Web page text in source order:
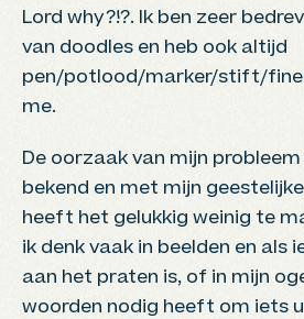
Lord why?!?. Ik ben zeer
van doodles en heb ook altijd
pen/potlood/marker/stift/
me.
De oorzaak van mijn
bekend en met mijn
heeft het gelukkig weinig te
ik denk vaak in beelden en als
aan het praten is, of in mijn
woorden nodig heeft om iets